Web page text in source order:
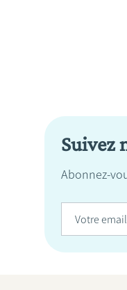
Suivez
Abonnez-